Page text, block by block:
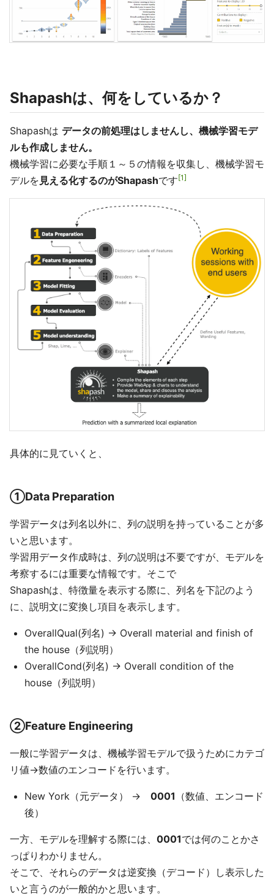
Shapashは、何をしているか？
Shapashは データの前処理はしませんし、機械学習モデ
ルも作成しません。
機械学習に必要な手順１～５の情報を収集し、機械学習モ
デルを 見える化するのがShapashです 1
具体的に見ていくと、
①Data Preparation
学習データは列名以外に、列の説明を持っていることが多
いと思います。
学習用データ作成時は、列の説明は不要ですが、モデルを
考察するには重要な情報です。そこで
Shapashは、特徴量を表示する際に、列名を下記のよう
に、説明文に変換し項目を表示します。
OverallQual(列名) → Overall material and finish of
the house（列説明）
OverallCond(列名) → Overall condition of the
house（列説明）
②Feature Engineering
一般に学習データは、機械学習モデルで扱うためにカテゴ
リ値→数値のエンコードを行います。
New York（元データ） → 0001 （数値、エンコード
後）
一方、モデルを理解する際には、 0001では何のことかさ
っぱりわかりません。
そこで、それらのデータは逆変換（デコード）し表示した
いと言うのが一般的かと思います。